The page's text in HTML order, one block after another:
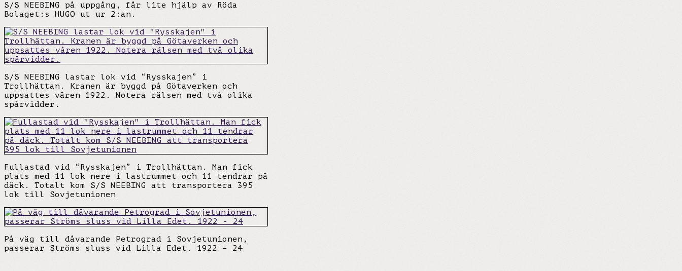
S/S NEEBING på uppgång, får lite hjälp av Röda
Bolaget:s HUGO ut ur 2:an.
S/S NEEBING lastar lok vid “Rysskajen” i
Trollhättan. Kranen är byggd på Götaverken och
uppsattes våren 1922. Notera rälsen med två olika
spårvidder.
Fullastad vid “Rysskajen” i Trollhättan. Man fick
plats med 11 lok nere i lastrummet och 11 tendrar på
däck. Totalt kom S/S NEEBING att transportera 395
lok till Sovjetunionen
På väg till dåvarande Petrograd i Sovjetunionen,
passerar Ströms sluss vid Lilla Edet. 1922 – 24